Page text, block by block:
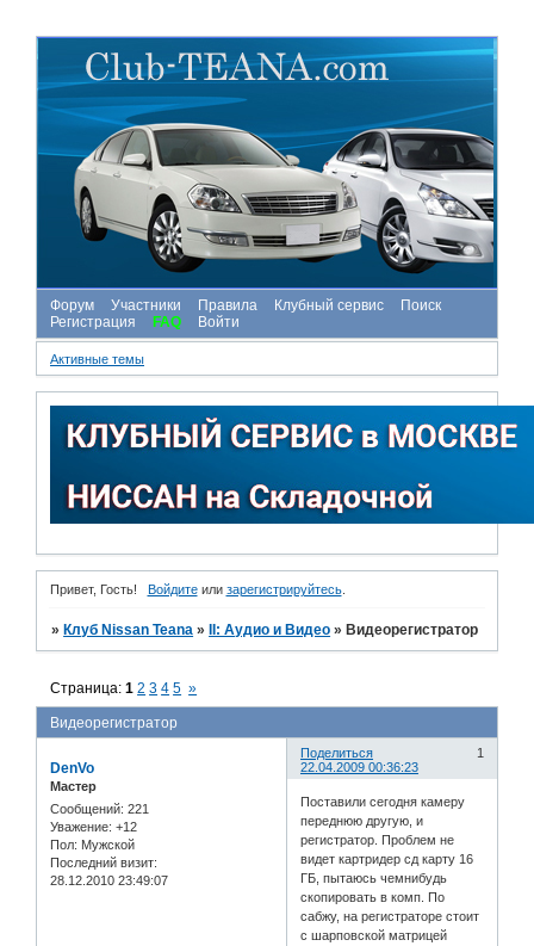
Форум Участники Правила Клубный сервис
Поиск
Регистрация
FAQ Войти
Активные темы
Привет, Гость! Войдитеили зарегистрируйтесь.
» Клуб Nissan Teana » II: Аудио и Bидео » Видеорегистратор
Видеорегистратор
Страница:1 2 3 4 5 »
Поделиться
1
22.04.2009 00:36:23
DenVo
Мастер
Сообщений: 221
Уважение: +12
Пол: Мужской
Последний визит:
28.12.2010 23:49:07
Поставили сегодня камеру
переднюю другую, и
регистратор. Проблем не
видет картридер сд карту 16
ГБ, пытаюсь чемнибудь
скопировать в комп. По
сабжу, на регистраторе стоит
с шарповской матрицей